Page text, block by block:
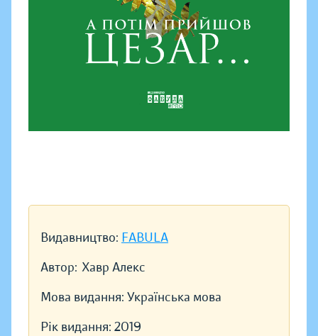
Видавництво: FABULA
Автор: Хавр Алекс
Мова видання: Українська мова
Рік видання: 2019